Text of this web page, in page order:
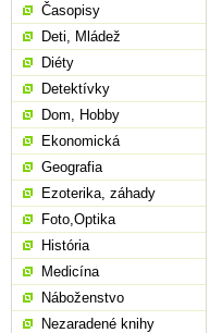
Časopisy
Deti, Mládež
Diéty
Detektívky
Dom, Hobby
Ekonomická
Geografia
Ezoterika, záhady
Foto,Optika
História
Medicína
Náboženstvo
Nezaradené knihy